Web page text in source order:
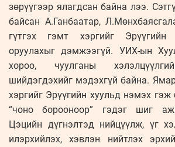
зөрүүгээр ялагдсан байна лээ.
байсан А.Ганбаатар,
гүтгэх гэмт хэргийг
оруулахыг дэмжээгүй. УИХ-ын
хороо, чуулганы
шийдэгдэхийг мэдэхгүй байна.
хэргийг Эрүүгийн хуульд нэмэх
“чоно борооноор” гэдэг шиг
Цэцийн дүгнэлтэд нийцүүлж, үг
илэрхийлэх, хэвлэн нийтлэх